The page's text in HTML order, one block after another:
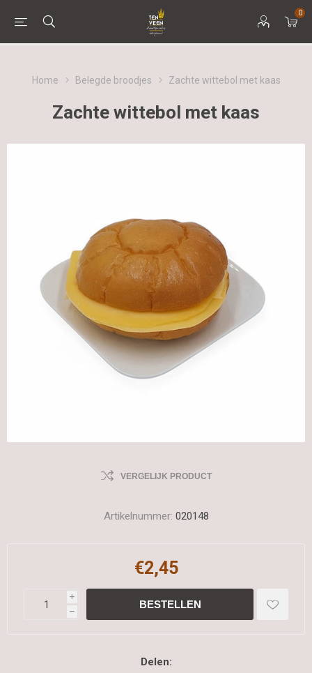
0
Home Belegde broodjes Zachte wittebol met kaas
Zachte wittebol met kaas
VERGELIJK PRODUCT
Artikelnummer: 020148
€2,45
i
h
Delen: